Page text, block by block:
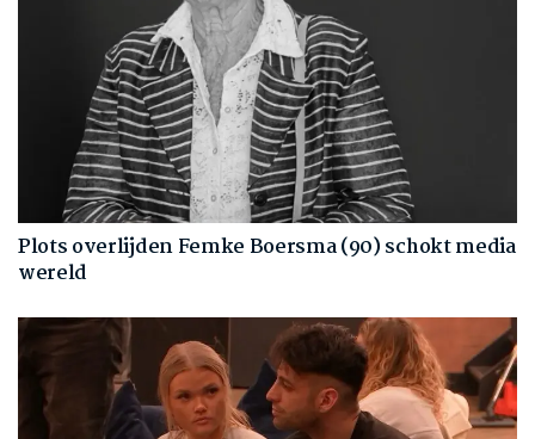
Plots overlijden Femke Boersma (90) schokt media
wereld